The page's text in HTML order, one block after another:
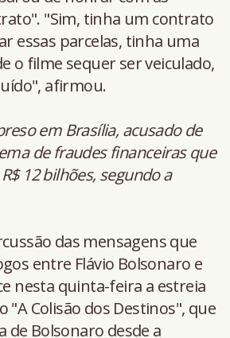
"Sim, tinha um contrato
essas parcelas, tinha uma
o filme sequer ser veiculado,
afirmou.
em Brasília, acusado de
de fraudes financeiras que
12 bilhões, segundo a
das mensagens que
entre Flávio Bolsonaro e
nesta quinta-feira a estreia
"A Colisão dos Destinos", que
de Bolsonaro desde a